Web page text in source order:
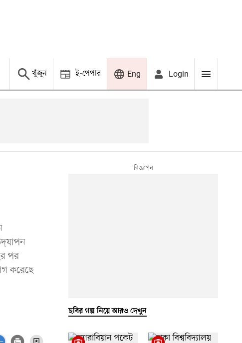
খুঁজুন ই-পেপার Eng Login
পর
করেছে
ছবির গল্প নিয়ে আরও দেখুন